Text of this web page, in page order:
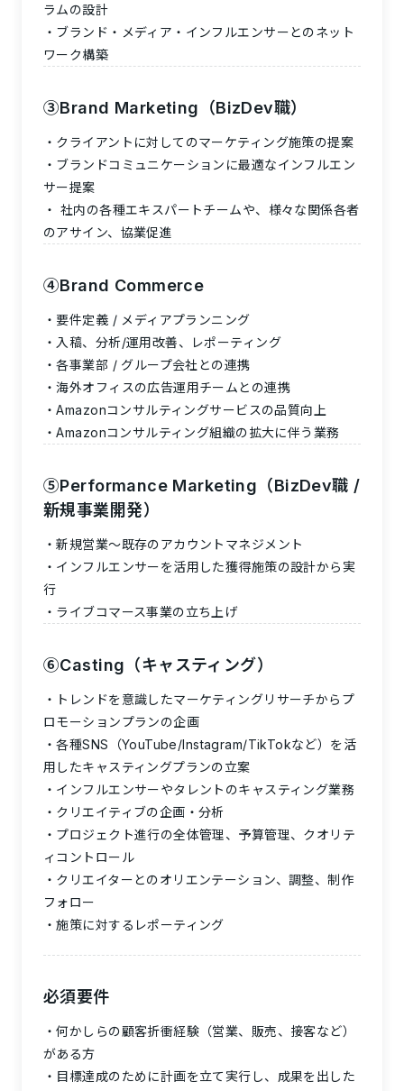
ラムの設計
ブランド・メディア・インフルエンサーとのネット
ワーク構築
③Brand Marketing（BizDev職）
クライアントに対してのマーケティング施策の提案
ブランドコミュニケーションに最適なインフルエン
サー提案
社内の各種エキスパートチームや、様々な関係各者
のアサイン、協業促進
④Brand Commerce
要件定義 / メディアプランニング
入稿、分析/運用改善、レポーティング
各事業部 / グループ会社との連携
海外オフィスの広告運用チームとの連携
Amazonコンサルティングサービスの品質向上
Amazonコンサルティング組織の拡大に伴う業務
⑤Performance Marketing（BizDev職 /
新規事業開発）
新規営業〜既存のアカウントマネジメント
インフルエンサーを活用した獲得施策の設計から実
行
ライブコマース事業の立ち上げ
⑥Casting（キャスティング）
トレンドを意識したマーケティングリサーチからプ
ロモーションプランの企画
各種SNS（YouTube/Instagram/TikTokなど）を活
用したキャスティングプランの立案
インフルエンサーやタレントのキャスティング業務
クリエイティブの企画・分析
プロジェクト進行の全体管理、予算管理、クオリテ
ィコントロール
クリエイターとのオリエンテーション、調整、制作
フォロー
施策に対するレポーティング
必須要件
何かしらの顧客折衝経験（営業、販売、接客など）
がある方
目標達成のために計画を立て実行し、成果を出した